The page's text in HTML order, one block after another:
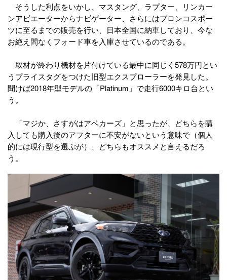
そうした利点をいかし、マスタング、ラプター、リンカー
ンアビエーターからナビゲーター、さらにはブロンコスポー
ツに至るまでの販売を行い、日本全国に納車しており、今な
お絶え間なくフォード車を入庫させているのである。
取材が終わり機材を片付けている最中に同じく578万円とい
うプライスタグをつけた旧型エクスプローラーを発見した。
聞けば2018年型モデルの「Platinum」で走行6000キロ台とい
う。
「マジか、さすがはアベカーズ」と思ったが、どちらを購
入しても購入後のアフターに不安がないという意味で（個人
的には現行型を選ぶが）、どちらもオススメと言えるだろ
う。